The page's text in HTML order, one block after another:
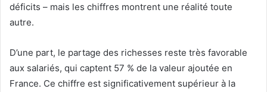
déficits – mais les chiffres montrent une réalité toute
autre.
D’une part, le partage des richesses reste très favorable
aux salariés, qui captent 57 % de la valeur ajoutée en
France. Ce chiffre est significativement supérieur à la